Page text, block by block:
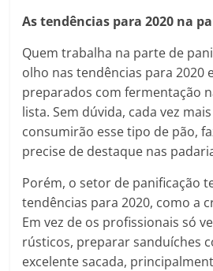
As tendências para 2020 na
Quem trabalha na parte de
olho nas tendências para 2020
preparados com fermentação
lista. Sem dúvida, cada vez
consumirão esse tipo de pão,
precise de destaque nas
Porém, o setor de panificação
tendências para 2020, como a
Em vez de os profissionais só
rústicos, preparar sanduíches
excelente sacada,